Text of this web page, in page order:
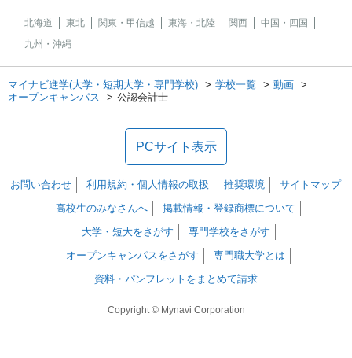
北海道 東北 関東・甲信越 東海・北陸 関西
中国・四国
九州・沖縄
マイナビ進学(大学・短期大学・専門学校) 学校一覧
動画
オープンキャンパス
公認会計士
PCサイト表示
お問い合わせ 利用規約・個人情報の取扱 推奨環境
サイトマップ
高校生のみなさんへ
掲載情報・登録商標について
大学・短大をさがす
専門学校をさがす
オープンキャンパスをさがす
専門職大学とは
資料・パンフレットをまとめて請求
Copyright © Mynavi Corporation